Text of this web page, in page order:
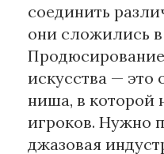
соединить
они сложились
искусства — это
ниша, в которой
игроков. Нужно
джазовая